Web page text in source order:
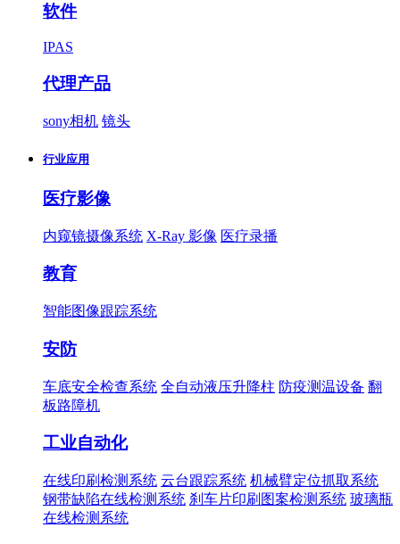
软件
IPAS
代理产品
sony相机 镜头
行业应用
医疗影像
内窥镜摄像系统 X-Ray 影像 医疗录播
教育
智能图像跟踪系统
安防
车底安全检查系统 全自动液压升降柱 防疫测温设备 翻
板路障机
工业自动化
在线印刷检测系统 云台跟踪系统 机械臂定位抓取系统
钢带缺陷在线检测系统 刹车片印刷图案检测系统 玻璃瓶
在线检测系统